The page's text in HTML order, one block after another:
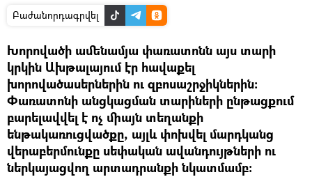
Բաժանորդագրվել
Խորովածի ամենամյա փառատոնն այս տարի
կրկին Ախթալայում էր հավաքել
խորովածասերներին ու զբոսաշրջիկներին:
Փառատոնի անցկացման տարիների ընթացքում
բարելավվել է ոչ միայն տեղանքի
ենթակառուցվածքը, այլև փոխվել մարդկանց
վերաբերմունքը սեփական ավանդույթների ու
ներկայացվող արտադրանքի նկատմամբ: